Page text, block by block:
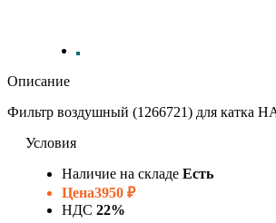
Описание
Фильтр воздушный (1266721) для катка
Условия
Наличие на складе Есть
Цена3950 ₽
НДС 22%